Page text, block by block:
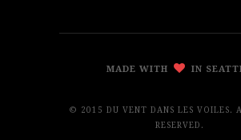
MADE WITH IN
© 2015 DU VENT DANS LES VOILES.
RESERVED.